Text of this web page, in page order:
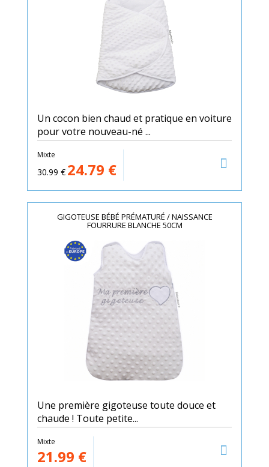
Un cocon bien chaud et pratique en voiture
pour votre nouveau-né ...
Mixte
30.99 € 24.79 €
GIGOTEUSE BÉBÉ PRÉMATURÉ / NAISSANCE
FOURRURE BLANCHE 50CM
Une première gigoteuse toute douce et
chaude ! Toute petite...
Mixte
21.99 €